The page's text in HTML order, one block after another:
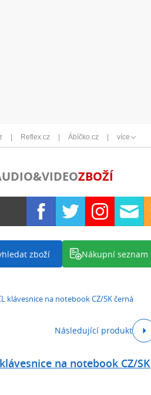
Reflex.cz Ábíčko.cz více
ZBOŽÍ
zboží Nákupní seznam
klávesnice na notebook CZ/SK černá
Následující produkt
na notebook CZ/SK